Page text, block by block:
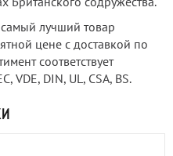
лучший товар
цене с доставкой по
соответствует
VDE, DIN, UL, CSA, BS.